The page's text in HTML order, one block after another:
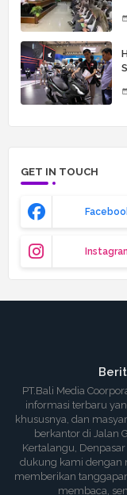
GET IN TOUCH
PT.Bali Media
informasi terbaru
khususnya, dan
berkantor di Jalan
Kertalangu,
dukung kami dengan
memberikan
membaca,